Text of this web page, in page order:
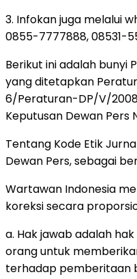
3. Infokan juga melalui
0855-7777888, 08531-
Berikut ini adalah bunyi
yang ditetapkan
6/Peraturan-DP/V/
Keputusan Dewan Pers
Tentang Kode Etik
Dewan Pers, sebagai
Wartawan Indonesia
koreksi secara
a. Hak jawab adalah
orang untuk
terhadap pemberitaan